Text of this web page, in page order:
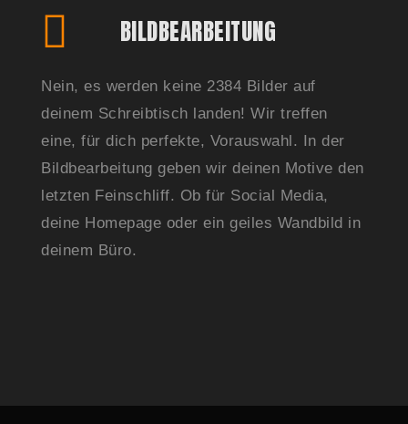
BILDBEARBEITUNG
Nein, es werden keine 2384 Bilder auf
deinem Schreibtisch landen! Wir treffen
eine, für dich perfekte, Vorauswahl. In der
Bildbearbeitung geben wir deinen Motive den
letzten Feinschliff. Ob für Social Media,
deine Homepage oder ein geiles Wandbild in
deinem Büro.